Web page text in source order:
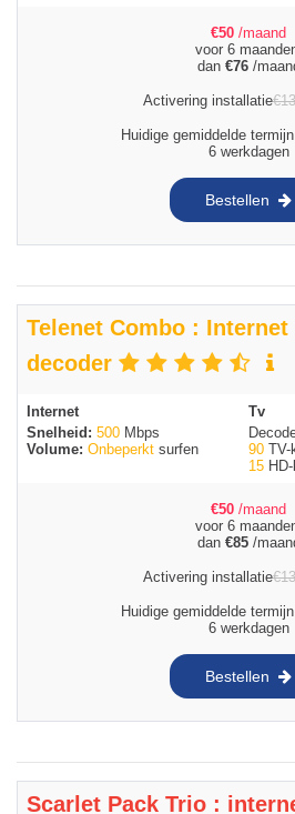
€50 /maand
voor 6
dan €76/
Activering installatie€
Huidige gemiddelde
6 werkdagen
Bestellen
Telenet Combo :
decoder
Internet
Snelheid: 500 Mbps
Volume: Onbeperkt surfen
Tv
90 TV-
15
€50 /maand
voor 6
dan €85/
Activering installatie€
Huidige gemiddelde
6 werkdagen
Bestellen
Scarlet Pack Trio :